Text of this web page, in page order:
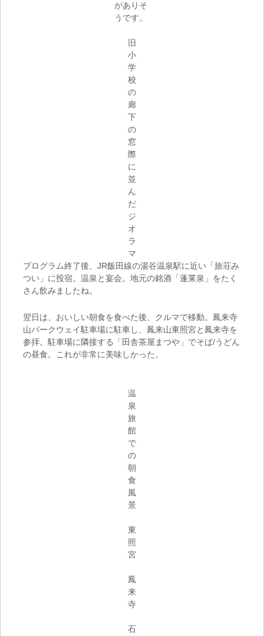
がありそ
うです。
旧
小
学
校
の
廊
下
の
窓
際
に
並
ん
だ
ジ
オ
ラ
マ
プログラム終了後、JR飯田線の湯谷温泉駅に近い「旅荘み
つい」に投宿。温泉と宴会。地元の銘酒「蓬莱泉」をたく
さん飲みましたね。
翌日は、おいしい朝食を食べた後、クルマで移動。鳳来寺
山パークウェイ駐車場に駐車し、鳳来山東照宮と鳳来寺を
参拝。駐車場に隣接する「田舎茶屋まつや」でそば/うどん
の昼食。これが非常に美味しかった。
温
泉
旅
館
で
の
朝
食
風
景
東
照
宮
鳳
来
寺
石